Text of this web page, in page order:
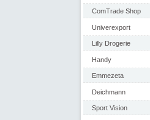
ComTrade Shop
Univerexport
Lilly Drogerie
Handy
Emmezeta
Deichmann
Sport Vision